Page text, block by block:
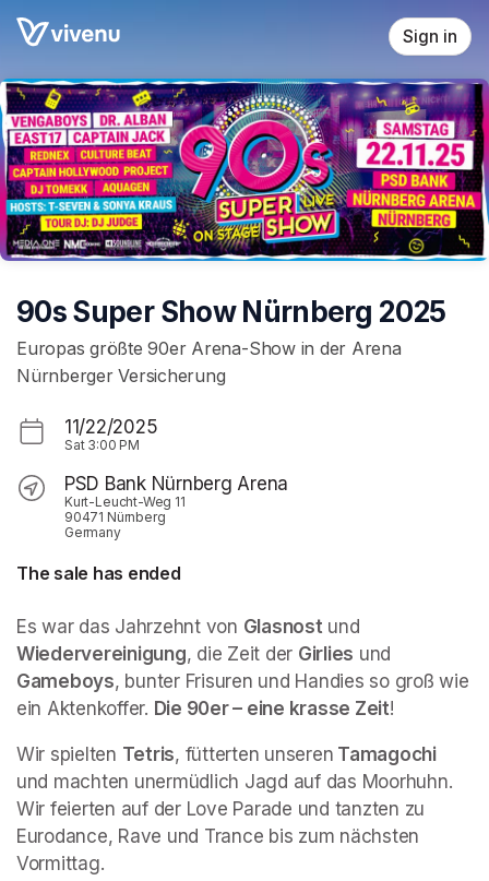
Skip header
Sign in
90s Super Show Nürnberg 2025
Europas größte 90er Arena-Show in der Arena
Nürnberger Versicherung
11/22/2025
Sat 3:00 PM
PSD Bank Nürnberg Arena
Kurt-Leucht-Weg 11
90471 Nürnberg
Germany
The sale has ended
(opens in a new tab)
Es war das Jahrzehnt von Glasnost
Wiedervereinigung, die Zeit der Girlies
Gameboys, bunter Frisuren und Handies so groß wie
ein Aktenkoffer. Die 90er – eine krasse Zeit!
Wir spielten Tetris, fütterten unseren Tamagochi
und machten unermüdlich Jagd auf das Moorhuhn.
Wir feierten auf der Love Parade und tanzten zu
Eurodance, Rave und Trance bis zum nächsten
Vormittag.